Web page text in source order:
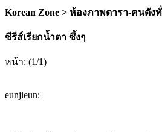
Korean Zone > ห้องภาพดารา-คนดัง
ซีรีส์เรียกน้ำตา ซึ้งๆ
หน้า: (1/1)
eunjieun: